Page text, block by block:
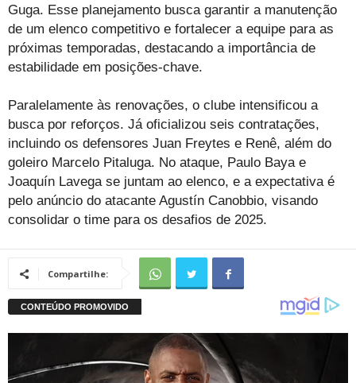
Guga. Esse planejamento busca garantir a manutenção
de um elenco competitivo e fortalecer a equipe para as
próximas temporadas, destacando a importância de
estabilidade em posições-chave.
Paralelamente às renovações, o clube intensificou a
busca por reforços. Já oficializou seis contratações,
incluindo os defensores Juan Freytes e Renê, além do
goleiro Marcelo Pitaluga. No ataque, Paulo Baya e
Joaquín Lavega se juntam ao elenco, e a expectativa é
pelo anúncio do atacante Agustín Canobbio, visando
consolidar o time para os desafios de 2025.
Compartilhe: